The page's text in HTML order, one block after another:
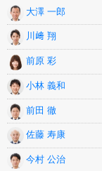
大澤 一郎
川﨑 翔
前原 彩
小林 義和
前田 徹
佐藤 寿康
今村 公治